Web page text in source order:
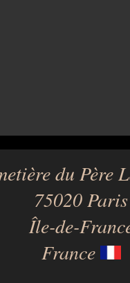
du Père
75020 Paris
Île-de-
France